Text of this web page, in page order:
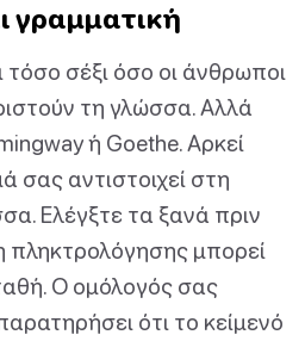
γραμματική
τόσο σέξι όσο οι άνθρωποι
τη γλώσσα. Αλλά
ή Goethe. Αρκεί
σας αντιστοιχεί στη
Ελέγξτε τα ξανά πριν
πληκτρολόγησης μπορεί
Ο ομόλογός σας
ότι το κείμενό